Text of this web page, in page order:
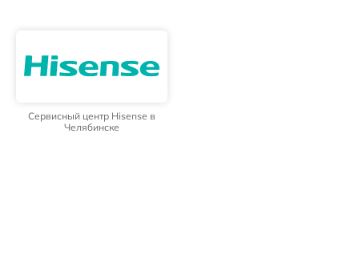
Сервисный центр Hisense в
Челябинске